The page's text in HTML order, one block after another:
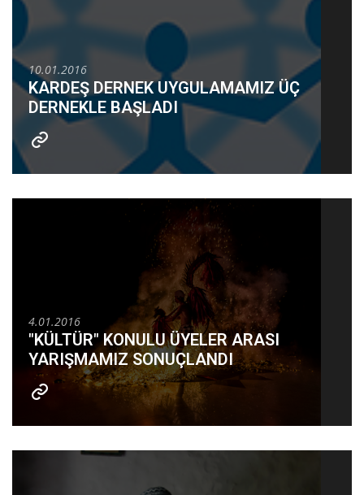
10.01.2016
KARDEŞ DERNEK UYGULAMAMIZ ÜÇ
DERNEKLE BAŞLADI
4.01.2016
"KÜLTÜR" KONULU ÜYELER ARASI
YARIŞMAMIZ SONUÇLANDI